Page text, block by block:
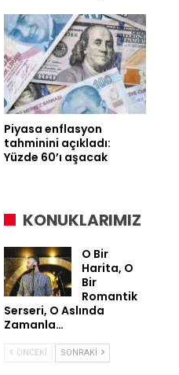
Piyasa enflasyon
tahminini açıkladı:
Yüzde 60’ı aşacak
KONUKLARIMIZ
O Bir
Harita, O
Bir
Romantik
Serseri, O Aslında
Zamanla…
ÖNCEKI SONRAKI